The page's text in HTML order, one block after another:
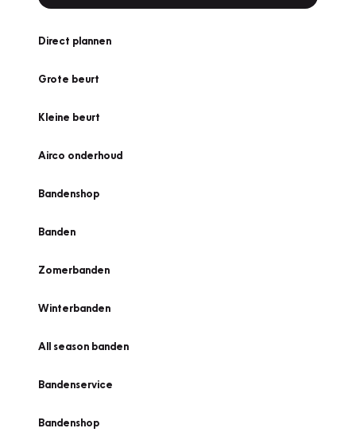
Direct plannen
Grote beurt
Kleine beurt
Airco onderhoud
Bandenshop
Banden
Zomerbanden
Winterbanden
All season banden
Bandenservice
Bandenshop